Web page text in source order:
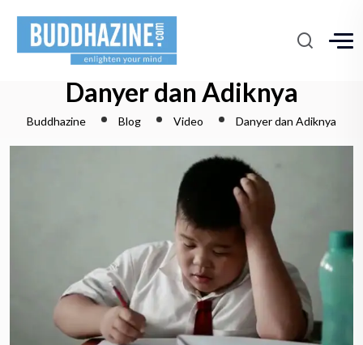
Danyer dan Adiknya
Buddhazine Blog Video Danyer dan Adiknya